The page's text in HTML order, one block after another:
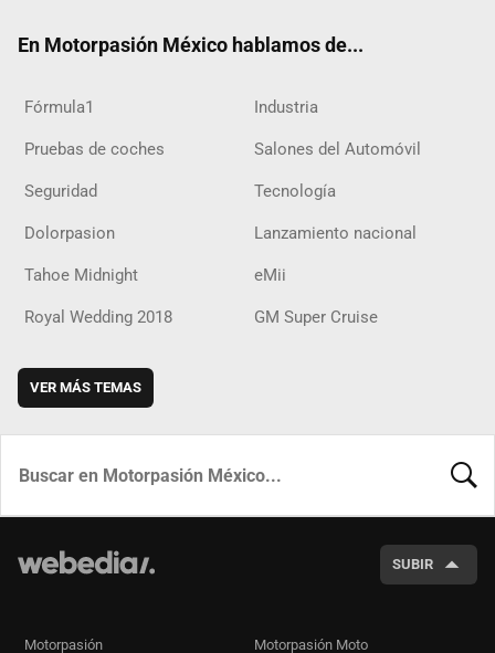
En Motorpasión México hablamos de...
Fórmula1 Industria
Pruebas de coches Salones del Automóvil
Seguridad Tecnología
Dolorpasion Lanzamiento nacional
Tahoe Midnight eMii
Royal Wedding 2018 GM Super Cruise
VER MÁS TEMAS
SUBIR
Motorpasión Motorpasión Moto